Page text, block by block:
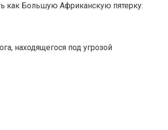
как Большую Африканскую пятерку:
находящегося под угрозой